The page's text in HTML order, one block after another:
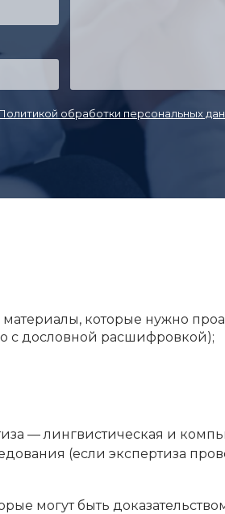
обработки персональных
которые нужно
с дословной расшифровкой);
— лингвистическая и
(если экспертиза
могут быть